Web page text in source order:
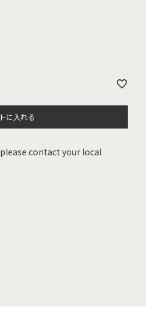
に入れる
contact your local